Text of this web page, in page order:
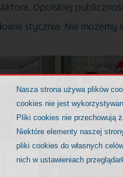
Opolskiej
stycznia. Nie możemy
Nasza strona używa plików
cookies nie jest
Pliki cookies nie przechowują
Niektóre elementy naszej
pliki cookies do własnych
nich w ustawieniach